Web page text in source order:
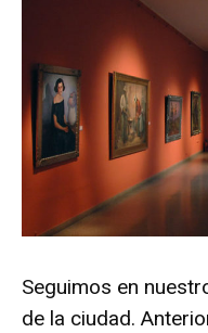
Seguimos en
de la ciudad.